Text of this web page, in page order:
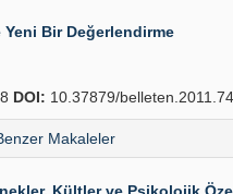
Yeni Bir Değerlendirme
DOI: 10.37879/
Makaleler